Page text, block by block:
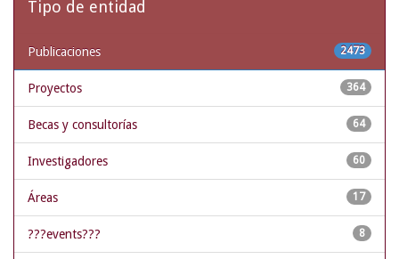
Tipo de entidad
2473
Publicaciones
364
Proyectos
64
Becas y consultorías
60
Investigadores
17
Áreas
8
???events???